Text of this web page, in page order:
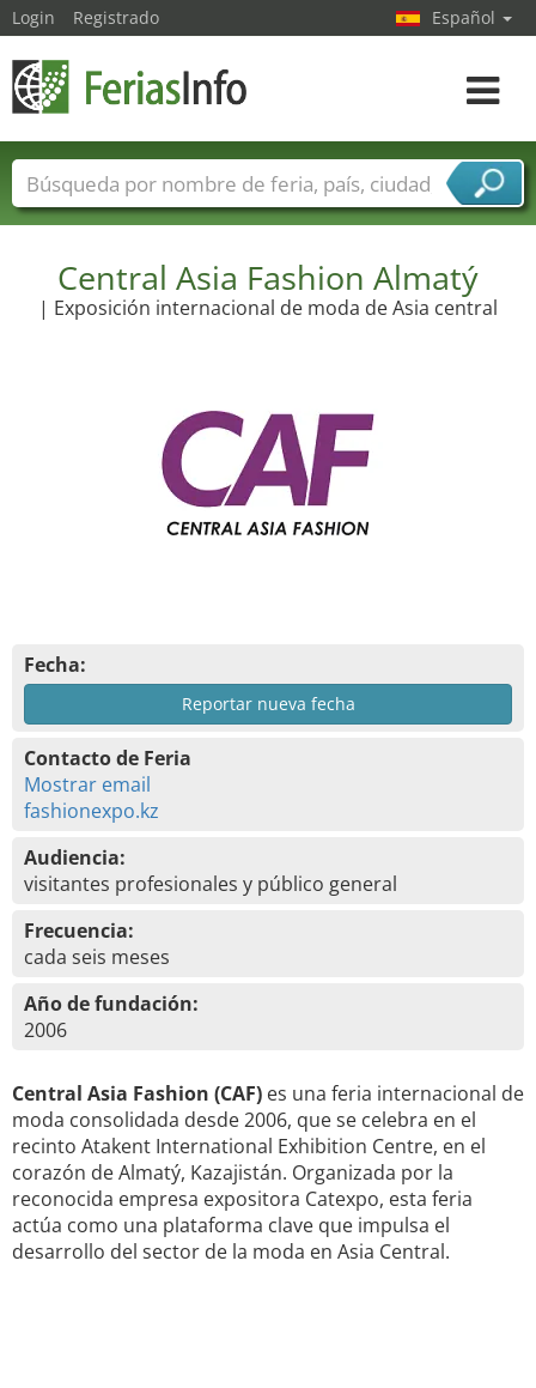
Central Asia Fashion Almatý
| Exposición internacional de moda de Asia central
Fecha:
Reportar nueva fecha
Contacto de Feria
Mostrar email
fashionexpo.kz
Audiencia:
visitantes profesionales y público general
Frecuencia:
cada seis meses
Año de fundación:
2006
Central Asia Fashion (CAF) es una feria internacional de
moda consolidada desde 2006, que se celebra en el
recinto Atakent International Exhibition Centre, en el
corazón de Almatý, Kazajistán. Organizada por la
reconocida empresa expositora Catexpo, esta feria
actúa como una plataforma clave que impulsa el
desarrollo del sector de la moda en Asia Central.
Login Registrado Español
toggle
Nombres de ferias Países
Ciudades
Sectores de proveedor de servicios